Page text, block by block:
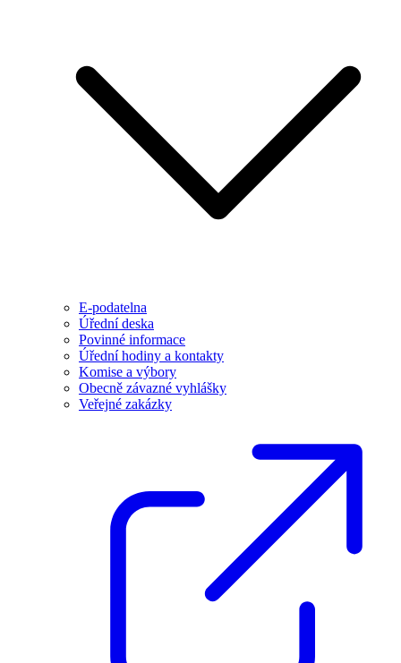
E-podatelna
Úřední deska
Povinné informace
Úřední hodiny a kontakty
Komise a výbory
Obecně závazné vyhlášky
Veřejné zakázky